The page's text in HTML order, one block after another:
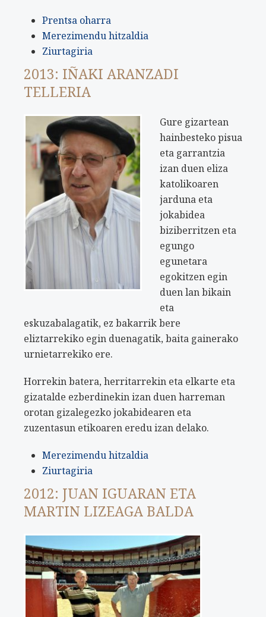
Prentsa oharra
Merezimendu hitzaldia
Ziurtagiria
2013: IÑAKI ARANZADI
TELLERIA
Gure gizartean
hainbesteko pisua
eta garrantzia
izan duen eliza
katolikoaren
jarduna eta
jokabidea
biziberritzen eta
egungo
egunetara
egokitzen egin
duen lan bikain
eta
eskuzabalagatik, ez bakarrik bere
eliztarrekiko egin duenagatik, baita gainerako
urnietarrekiko ere.
Horrekin batera, herritarrekin eta elkarte eta
gizatalde ezberdinekin izan duen harreman
orotan gizalegezko jokabidearen eta
zuzentasun etikoaren eredu izan delako.
Merezimendu hitzaldia
Ziurtagiria
2012: JUAN IGUARAN ETA
MARTIN LIZEAGA BALDA